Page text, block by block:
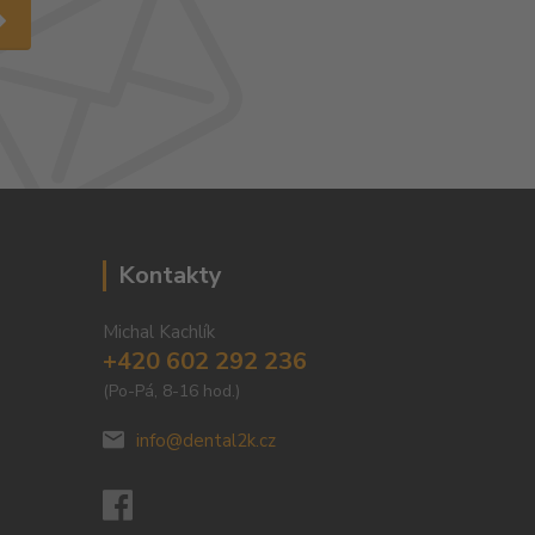
Kontakty
Michal Kachlík
+420 602 292 236
(Po-Pá, 8-16 hod.)
info@dental2k.cz